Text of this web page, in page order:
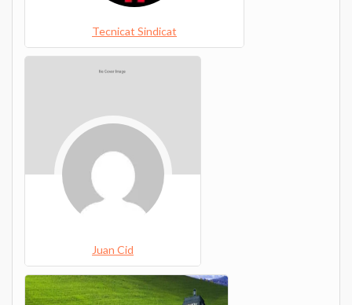
Tecnicat Sindicat
Juan Cid